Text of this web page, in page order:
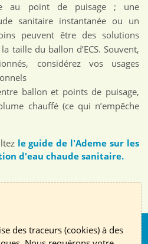
au point de puisage ; une
sanitaire instantanée ou un
peuvent être des solutions
taille du ballon d’ECS. Souvent,
considérez vos usages
ballon et points de puisage,
chauffé (ce qui n’empêche
le guide de l'Ademe sur les
d'eau chaude sanitaire.
des traceurs (cookies) à des